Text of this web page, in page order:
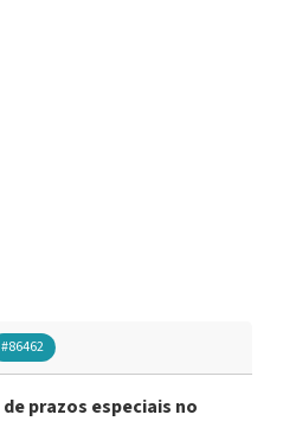
#86462
prazos especiais no